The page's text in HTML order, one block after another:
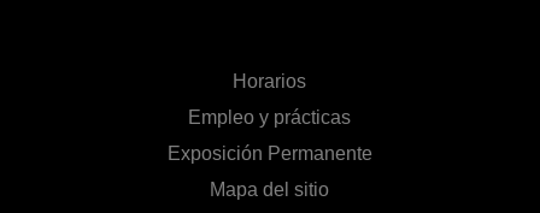
Horarios
Empleo y prácticas
Exposición Permanente
Mapa del sitio